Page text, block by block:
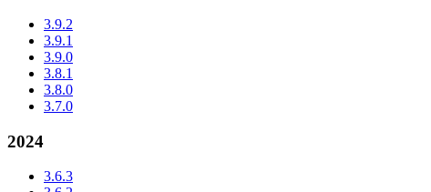
3.9.2
3.9.1
3.9.0
3.8.1
3.8.0
3.7.0
2024
3.6.3